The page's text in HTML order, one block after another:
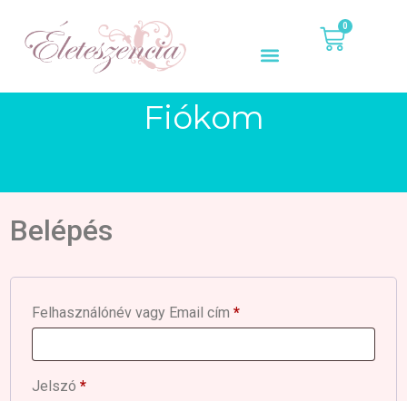
0
Fiókom
Belépés
Felhasználónév vagy Email cím*
Jelszó*